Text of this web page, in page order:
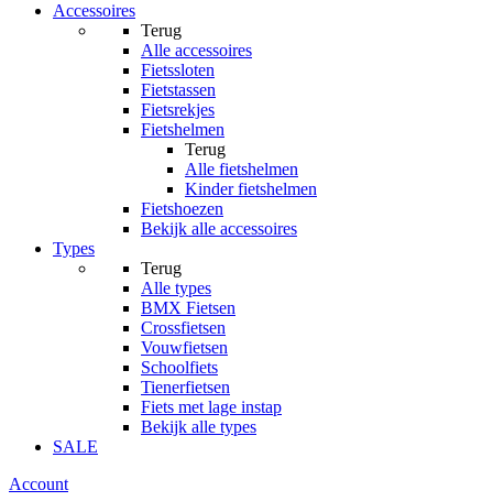
Accessoires
Terug
Alle accessoires
Fietssloten
Fietstassen
Fietsrekjes
Fietshelmen
Terug
Alle fietshelmen
Kinder fietshelmen
Fietshoezen
Bekijk alle accessoires
Types
Terug
Alle types
BMX Fietsen
Crossfietsen
Vouwfietsen
Schoolfiets
Tienerfietsen
Fiets met lage instap
Bekijk alle types
SALE
Account